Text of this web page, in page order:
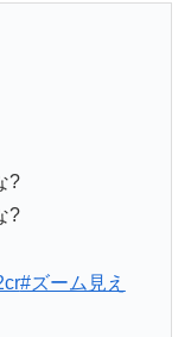
?
?
#ズーム見え